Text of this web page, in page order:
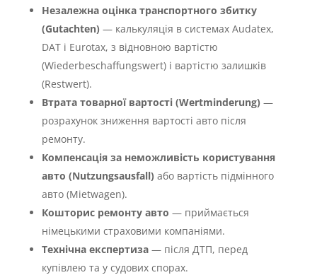
Незалежна оцінка транспортного збитку
(Gutachten) — калькуляція в системах Audatex,
DAT і Eurotax, з відновною вартістю
(Wiederbeschaffungswert) і вартістю залишків
(Restwert).
Втрата товарної вартості (Wertminderung) —
розрахунок зниження вартості авто після
ремонту.
Компенсація за неможливість користування
авто (Nutzungsausfall) або вартість підмінного
авто (Mietwagen).
Кошторис ремонту авто — приймається
німецькими страховими компаніями.
Технічна експертиза— після ДТП, перед
купівлею та у судових спорах.